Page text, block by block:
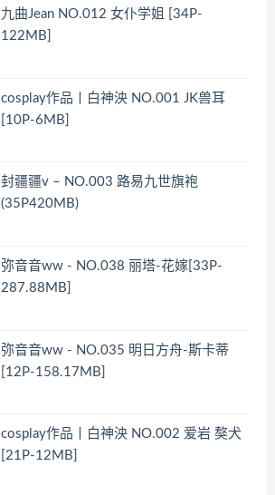
九曲Jean NO.012 女仆学姐 [34P-
122MB]
cosplay作品丨白神泱 NO.001 JK兽耳
[10P-6MB]
封疆疆v – NO.003 路易九世旗袍
(35P420MB)
弥音音ww - NO.038 丽塔-花嫁[33P-
287.88MB]
弥音音ww - NO.035 明日方舟-斯卡蒂
[12P-158.17MB]
cosplay作品丨白神泱 NO.002 爱岩 獒犬
[21P-12MB]